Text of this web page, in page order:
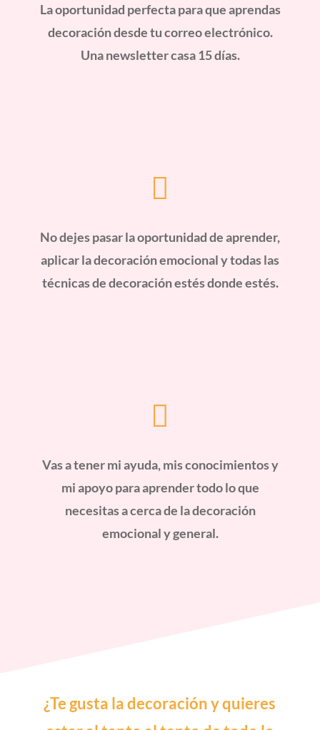
La oportunidad perfecta para que aprendas
decoración desde tu correo electrónico.
Una newsletter casa 15 días.

No dejes pasar la oportunidad de aprender,
aplicar la decoración emocional y todas las
técnicas de decoración estés donde estés.

Vas a tener mi ayuda, mis conocimientos y
mi apoyo para aprender todo lo que
necesitas a cerca de la decoración
emocional y general.
¿Te gusta la decoración y quieres